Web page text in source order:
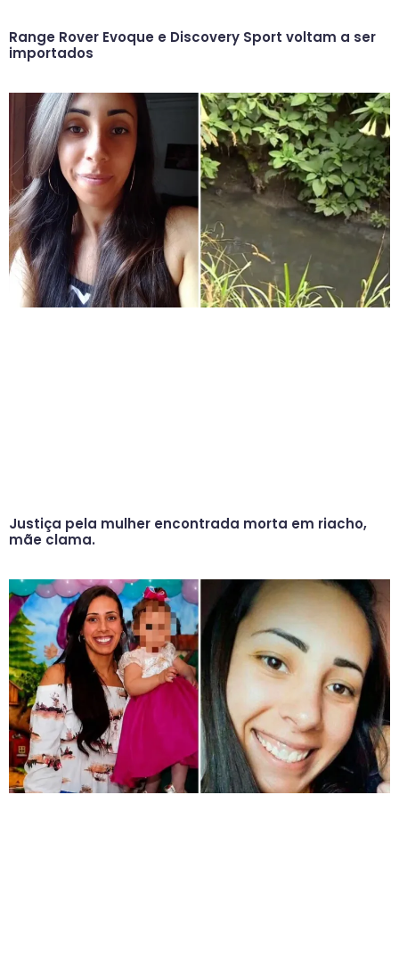
Range Rover Evoque e Discovery Sport voltam a ser
importados
Justiça pela mulher encontrada morta em riacho,
mãe clama.